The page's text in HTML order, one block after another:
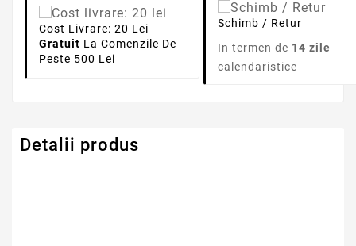
Cost Livrare: 20 Lei
Gratuit La Comenzile De
Peste 500 Lei
Schimb / Retur
In termen de 14 zile
calendaristice
Detalii produs